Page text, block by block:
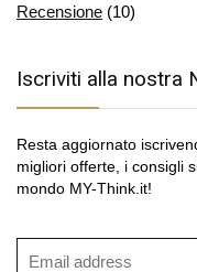
Recensione (10)
Iscriviti alla nostra
Resta aggiornato
migliori offerte, i consigli
mondo MY-Think.it!